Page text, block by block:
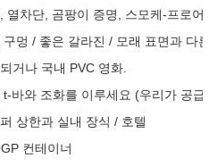
열차단, 곰팡이 증명, 스모케-프로어
구멍 / 좋은 갈라진 / 모래 표면과 다른
거나 국내 PVC 영화.
t-바와 조화를 이루세요 (우리가 공급
상한과 실내 장식 / 호텔
컨테이너